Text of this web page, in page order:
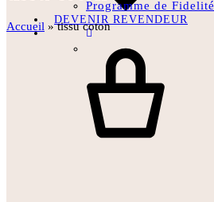
Programme de Fidelité
DEVENIR REVENDEUR
Accueil »tissu coton